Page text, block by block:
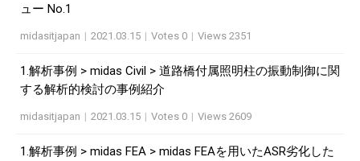
ュー No.1
midasitjapan | 2021.03.15 | Votes 0 | Views 2351
1.解析事例 > midas Civil > 道路橋付属照明柱の振動制御に関
する解析的検討の事例紹介
midasitjapan | 2021.03.15 | Votes 0 | Views 2609
1.解析事例 > midas FEA > midas FEAを用いたASR劣化した